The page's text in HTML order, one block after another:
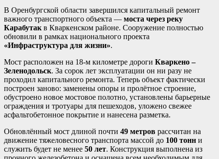
В Оренбургской области завершился капитальный ремонт
важного транспортного объекта — моста через реку
Карабутак в Кваркенском районе. Сооружение полностью
обновили в рамках национального проекта
«Инфраструктура для жизни».
Мост расположен на 18-м километре дороги Кваркено –
Зеленодольск. За сорок лет эксплуатации он ни разу не
проходил капитального ремонта. Теперь объект фактически
построен заново: заменены опоры и пролётное строение,
обустроено новое мостовое полотно, установлены барьерные
ограждения и тротуары для пешеходов, уложено свежее
асфальтобетонное покрытие и нанесена разметка.
Обновлённый мост длиной почти 49 метров рассчитан на
движение тяжеловесного транспорта массой до 100 тонн и
служить будет не менее 50 лет. Конструкция выполнена из